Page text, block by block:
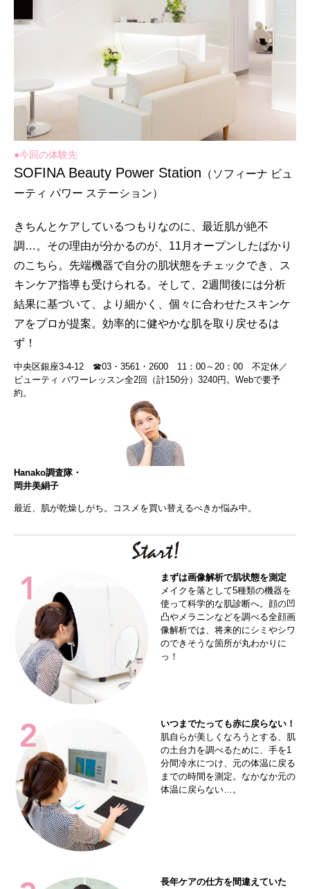
●今回の体験先
SOFINA Beauty Power Station （ソフィーナ ビュ
ーティ パワー ステーション）
きちんとケアしているつもりなのに、最近肌が絶不
調…。その理由が分かるのが、11月オープンしたばかり
のこちら。先端機器で自分の肌状態をチェックでき、ス
キンケア指導も受けられる。そして、2週間後には分析
結果に基づいて、より細かく、個々に合わせたスキンケ
アをプロが提案。効率的に健やかな肌を取り戻せるは
ず！
中央区銀座3-4-12 ☎03・3561・2600 11：00～20：00 不定休／
ビューティ パワーレッスン全2回（計150分）3240円。Webで要予
約。
Hanako調査隊・
岡井美絹子
最近、肌が乾燥しがち。コスメを買い替えるべきか悩み中。
まずは画像解析で肌状態を測定
メイクを落として5種類の機器を
使って科学的な肌診断へ。顔の凹
凸やメラニンなどを調べる全顔画
像解析では、将来的にシミやシワ
のできそうな箇所が丸わかりに
っ！
いつまでたっても赤に戻らない！
肌自らが美しくなろうとする、肌
の土台力を調べるために、手を1
分間冷水につけ、元の体温に戻る
までの時間を測定。なかなか元の
体温に戻らない…。
長年ケアの仕方を間違えていた